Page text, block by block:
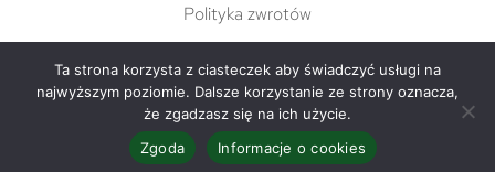
Polityka zwrotów
© Copyright 2022 damgreen.pl |varto.pl
Facebook Instagram
Ta strona korzysta z ciasteczek aby świadczyć usługi na
najwyższym poziomie. Dalsze korzystanie ze strony oznacza,
że zgadzasz się na ich użycie.
Zgoda
Informacje o cookies